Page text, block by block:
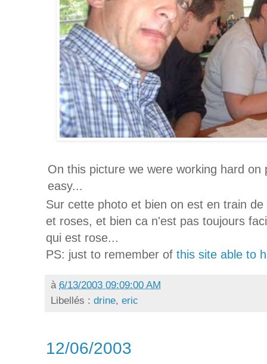
On this picture we were working hard
easy...
Sur cette photo et bien on est en train
et roses, et bien ca n'est pas toujours
qui est rose...
PS: just to remember of this site able to
à 6/13/2003 09:09:00 AM
Libellés : drine, eric
12/06/2003